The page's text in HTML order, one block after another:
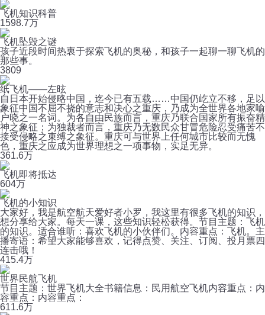
飞机知识科普
1598.7万
飞机坠毁之谜
孩子近段时间热衷于探索飞机的奥秘，和孩子一起聊一聊飞机的
那些事。
3809
纸飞机——左昡
自日本开始侵略中国，迄今已有五载……中国仍屹立不移，足以
象征中国不屈不挠的意志和决心之重庆，乃成为全世界各地家喻
户晓之一名词。为各自由民族而言，重庆乃联合国家所有振奋精
神之象征；为独裁者而言，重庆乃无数民众甘冒危险忍受痛苦不
接受侵略之束缚之象征。重庆可与世界上任何城市比较而无愧
色，重庆之应成为世界理想之一项事物，实足无异。
361.6万
飞机即将抵达
604万
飞机的小知识
大家好，我是航空航天爱好者小罗，我这里有很多飞机的知识，
想分享给大家。每天一课，这些知识轻松获得。节目主题：飞机
的知识。适合谁听：喜欢飞机的小伙伴们。内容重点：飞机。主
播寄语：希望大家能够喜欢，记得点赞、关注、订阅、投月票四
连击哦！
415.4万
世界民航飞机
节目主题：世界飞机大全书籍信息：民用航空飞机内容重点：内
容重点：内容重点：
611.6万